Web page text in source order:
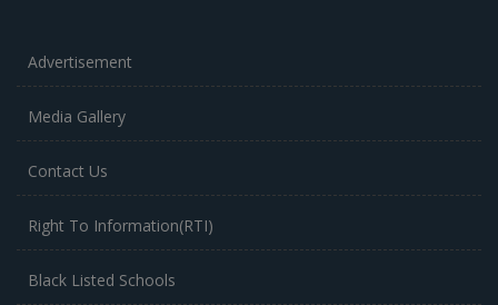
Advertisement
Media Gallery
Contact Us
Right To Information(RTI)
Black Listed Schools